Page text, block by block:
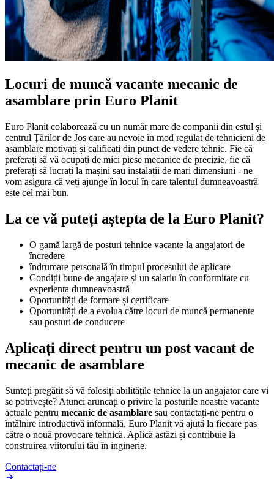
Locuri de muncă vacante mecanic de
asamblare prin Euro Planit
Euro Planit colaborează cu un număr mare de companii din estul și
centrul Țărilor de Jos care au nevoie în mod regulat de tehnicieni de
asamblare motivați și calificați din punct de vedere tehnic. Fie că
preferați să vă ocupați de mici piese mecanice de precizie, fie că
preferați să lucrați la mașini sau instalații de mari dimensiuni - ne
vom asigura că veți ajunge în locul în care talentul dumneavoastră
este cel mai bun.
La ce vă puteți aștepta de la Euro Planit?
O gamă largă de posturi tehnice vacante la angajatori de
încredere
îndrumare personală în timpul procesului de aplicare
Condiții bune de angajare și un salariu în conformitate cu
experiența dumneavoastră
Oportunități de formare și certificare
Oportunități de a evolua către locuri de muncă permanente
sau posturi de conducere
Aplicați direct pentru un post vacant de
mecanic de asamblare
Sunteți pregătit să vă folosiți abilitățile tehnice la un angajator care vi
se potrivește? Atunci aruncați o privire la posturile noastre vacante
actuale pentru mecanic de asamblare sau contactați-ne pentru o
întâlnire introductivă informală. Euro Planit vă ajută la fiecare pas
către o nouă provocare tehnică. Aplică astăzi și contribuie la
construirea viitorului tău în inginerie.
Contactați-ne